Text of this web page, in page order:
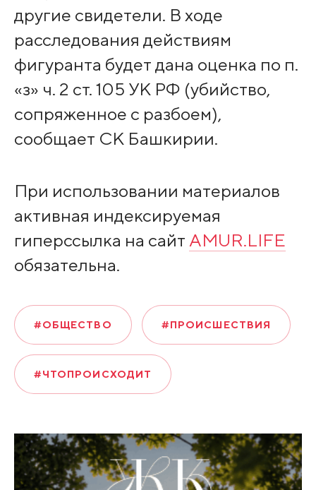
другие свидетели. В ходе
расследования действиям
фигуранта будет дана оценка по п.
«з» ч. 2 ст. 105 УК РФ (убийство,
сопряженное с разбоем),
сообщает СК Башкирии.
При использовании материалов
активная индексируемая
гиперссылка на сайт AMUR.LIFE
обязательна.
#ОБЩЕСТВО #ПРОИСШЕСТВИЯ
#ЧТОПРОИСХОДИТ